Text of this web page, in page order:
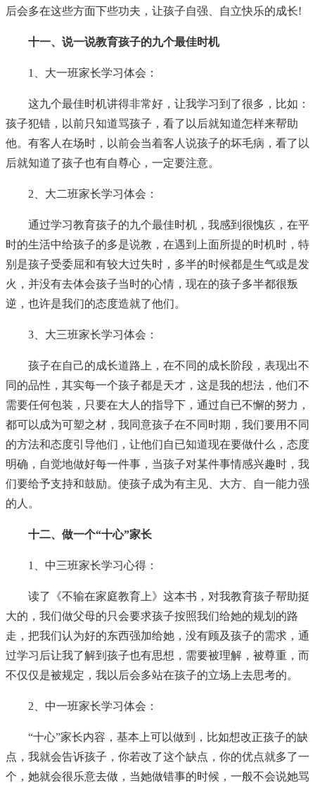
后会多在这些方面下些功夫，让孩子自强、自立快乐的成长!
十一、说一说教育孩子的九个最佳时机
1、大一班家长学习体会：
这九个最佳时机讲得非常好，让我学习到了很多，比如：
孩子犯错，以前只知道骂孩子，看了以后就知道怎样来帮助
他。有客人在场时，以前会当着客人说孩子的坏毛病，看了以
后就知道了孩子也有自尊心，一定要注意。
2、大二班家长学习体会：
通过学习教育孩子的九个最佳时机，我感到很愧疚，在平
时的生活中给孩子的多是说教，在遇到上面所提的时机时，特
别是孩子受委屈和有较大过失时，多半的时候都是生气或是发
火，并没有去体会孩子当时的心情，现在的孩子多半都很叛
逆，也许是我们的态度造就了他们。
3、大三班家长学习体会：
孩子在自己的成长道路上，在不同的成长阶段，表现出不
同的品性，其实每一个孩子都是天才，这是我的想法，他们不
需要任何包装，只要在大人的指导下，通过自已不懈的努力，
都可以成为可塑之材，我同意孩子在不同时期，我们要用不同
的方法和态度引导他们，让他们自已知道现在要做什么，态度
明确，自觉地做好每一件事，当孩子对某件事情感兴趣时，我
们要给予支持和鼓励。使孩子成为有主见、大方、自一能力强
的人。
十二、做一个“十心”家长
1、中三班家长学习心得：
读了《不输在家庭教育上》这本书，对我教育孩子帮助挺
大的，我们做父母的只会要求孩子按照我们给她的规划的路
走，把我们认为好的东西强加给她，没有顾及孩子的需求，通
过学习后让我了解到孩子也有思想，需要被理解，被尊重，而
不仅仅是被规定，我以后会多站在孩子的立场上去思考的。
2、中一班家长学习体会：
“十心”家长内容，基本上可以做到，比如想改正孩子的缺
点，我就会告诉孩子，你若改了这个缺点，你的优点就多了一
个，她就会很乐意去做，当她做错事的时候，一般不会说她骂